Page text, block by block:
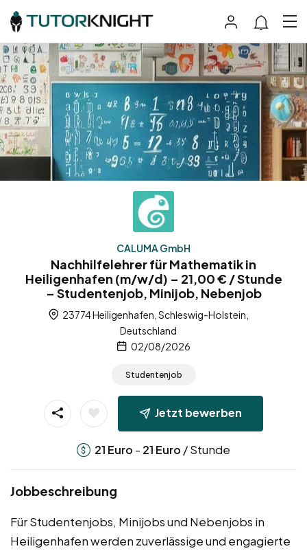
CALUMA GmbH
Nachhilfelehrer für Mathematik in
Heiligenhafen (m/w/d) – 21,00 € / Stunde
– Studentenjob, Minijob, Nebenjob
23774 Heiligenhafen, Schleswig-Holstein,
Deutschland
02/08/2026
Studentenjob
Jetzt bewerben
21 Euro - 21 Euro / Stunde
Jobbeschreibung
Für Studentenjobs, Minijobs und Nebenjobs in
Heiligenhafen werden zuverlässige und engagierte